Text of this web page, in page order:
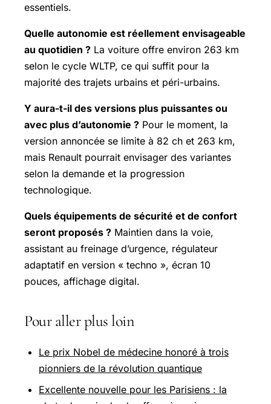
essentiels.
Quelle autonomie est réellement envisageable
au quotidien ? La voiture offre environ 263 km
selon le cycle WLTP, ce qui suffit pour la
majorité des trajets urbains et péri-urbains.
Y aura-t-il des versions plus puissantes ou
avec plus d’autonomie ? Pour le moment, la
version annoncée se limite à 82 ch et 263 km,
mais Renault pourrait envisager des variantes
selon la demande et la progression
technologique.
Quels équipements de sécurité et de confort
seront proposés ? Maintien dans la voie,
assistant au freinage d’urgence, régulateur
adaptatif en version « techno », écran 10
pouces, affichage digital.
Pour aller plus loin
Le prix Nobel de médecine honoré à trois
pionniers de la révolution quantique
Excellente nouvelle pour les Parisiens : la